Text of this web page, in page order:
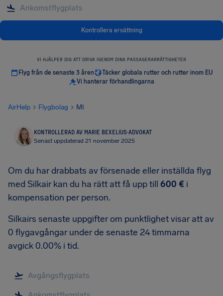
Kontrollera ersättning
VI HJÄLPER DIG ATT DRIVA IGENOM DINA PASSAGERARRÄTTIGHETER
Flyg från de senaste 3 åren
Täcker globala rutter och rutter inom EU
Vi hanterar förhandlingarna
AirHelp Flygbolag MI
KONTROLLERAD AV MARIE BEXELIUS·ADVOKAT
Senast uppdaterad 21 november 2025
Om du har drabbats av försenade eller inställda flyg
med Silkair kan du ha rätt att få upp till 600 € i
kompensation per person.
Silkairs senaste uppgifter om punktlighet visar att av
0 flygavgångar under de senaste 24 timmarna
avgick 0.00% i tid.